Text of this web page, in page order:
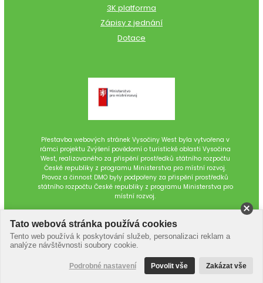
3K platforma
Zápisy z jednání
Dotace
Přestavba webových stránek Vysočiny West byla vytvořena v
rámci projektu Zvýšení povědomí o turistické oblasti Vysočina
West, realizovaného za přispění prostředků státního rozpočtu
České republiky z programu Ministerstva pro místní rozvoj.
Provoz a činnost DMO byly podpořeny za přispění prostředků
státního rozpočtu České republiky z programu Ministerstva pro
místní rozvoj.
Tato webová stránka používá cookies
Tento web používá k poskytování služeb, personalizaci reklam a
analýze návštěvnosti soubory cookie.
Podrobné nastavení Povolit vše Zakázat vše